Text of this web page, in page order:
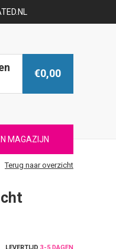
€0,00
MAGAZIJN
Terug naar overzicht
LEVERTIJD 3-5 DAGEN